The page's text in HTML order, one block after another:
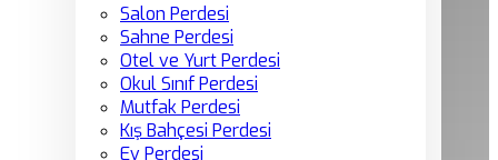
Salon Perdesi
Sahne Perdesi
Otel ve Yurt Perdesi
Okul Sınıf Perdesi
Mutfak Perdesi
Kış Bahçesi Perdesi
Ev Perdesi